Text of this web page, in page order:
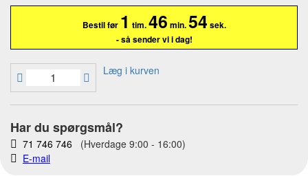
Bestil før 1 tim.46 min.53 sek.
- så sender vi i dag!
Læg i kurven
Har du spørgsmål?
71 746 746 (Hverdage 9:00 - 16:00)
E-mail